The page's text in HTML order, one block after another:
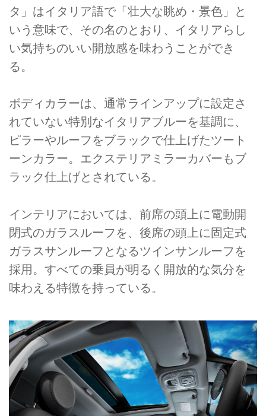
タ」はイタリア語で「壮大な眺め・景色」と
いう意味で、その名のとおり、イタリアらし
い気持ちのいい開放感を味わうことができ
る。
ボディカラーは、通常ラインアップに設定さ
れていない特別なイタリアブルーを基調に、
ピラーやルーフをブラックで仕上げたツート
ーンカラー。エクステリアミラーカバーもブ
ラック仕上げとされている。
インテリアにおいては、前席の頭上に電動開
閉式のガラスルーフを、後席の頭上に固定式
ガラスサンルーフとなるツインサンルーフを
採用。すべての乗員が明るく開放的な気分を
味わえる特徴を持っている。